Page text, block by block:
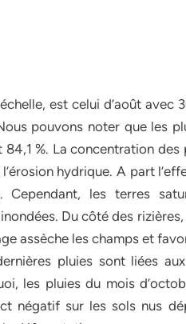
est celui d’août avec
pouvons noter que les
%. La concentration des
hydrique. A part
les terres
Du côté des
assèche les champs et
pluies sont liées
les pluies du mois
négatif sur les sols nus